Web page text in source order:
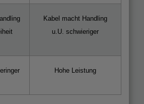
Kabel macht Handling
u.U. schwieriger
Hohe Leistung